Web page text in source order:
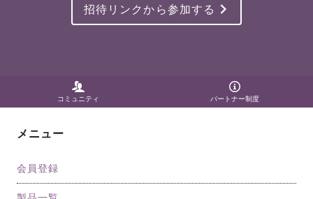
招待リンクから参加する
コミュニティ パートナー制度
メニュー
会員登録